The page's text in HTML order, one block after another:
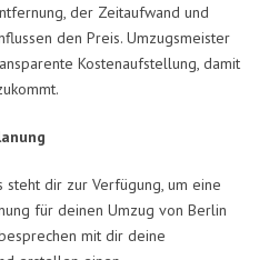
der Zeitaufwand und
den Preis. Umzugsmeister
Kostenaufstellung, damit
dir zur Verfügung, um eine
für deinen Umzug von Berlin
mit dir deine